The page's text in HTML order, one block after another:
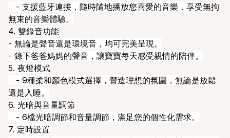
- 支援藍牙連接，隨時隨地播放您喜愛的音樂，享受無拘
無束的音樂體驗。
4. 雙錄音功能
- 無論是聲音還是環境音，均可完美呈現。
- 錄下爸爸媽媽的聲音，讓寶寶每天感受親情的陪伴。
5. 夜燈模式
- 9種柔和顏色模式選擇，營造理想的氛圍，無論是放鬆
還是入睡。
6. 光暗與音量調節
- 6檔光暗調節和音量調節，滿足您的個性化需求。
7. 定時設置